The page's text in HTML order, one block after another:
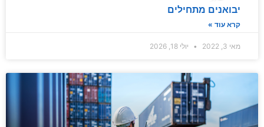
יבואנים מתחילים
קרא עוד »
מאי 3, 2022 יולי 18, 2026